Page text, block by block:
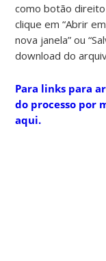
como botão
clique em “Abrir
nova janela” ou
download do
Para links para
do processo por
aqui.